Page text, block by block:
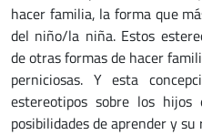
hacer familia, la forma que
del niño/la niña. Estos
de otras formas de hacer
perniciosas. Y esta
estereotipos sobre los
posibilidades de aprender y